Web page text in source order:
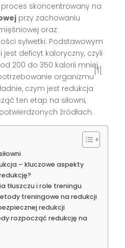
skoncentrowany na
przy zachowaniu
oraz
sylwetki. Podstawowym
deficyt kaloryczny, czyli
200 do 350 kalorii mniej,
organizmu
[1]
czym jest redukcja
ten etap na siłowni,
źródłach.
– kluczowe aspekty
tłuszczu i role treningu
treningowe na redukcji
redukcji
rozpocząć redukcję na